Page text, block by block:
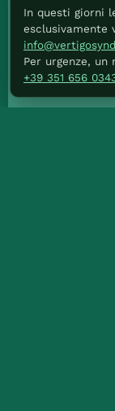
In questi giorni
esclusivamente
Per urgenze, un
+39 351 656